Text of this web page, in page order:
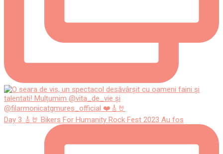
Day 3 🎸🤘 Bikers For Humanity Rock Fest 2023 Au fos